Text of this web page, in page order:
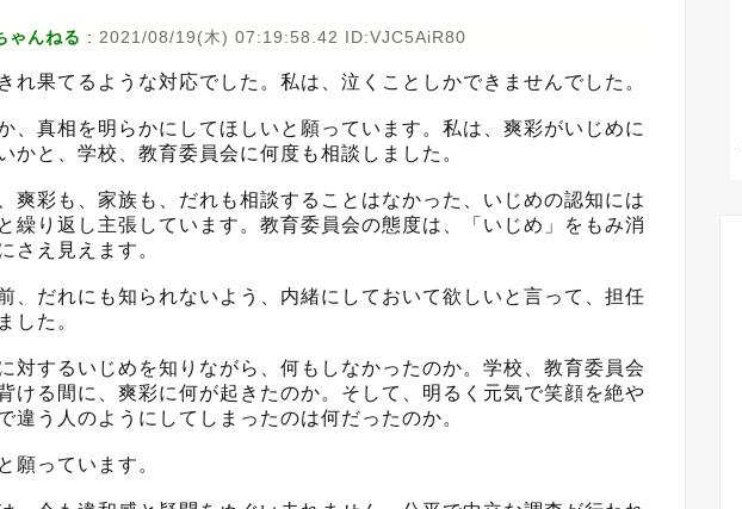
ゃんねる : 2021/08/19(木) 07:19:58.42 ID:VJC5AiR80
れ果てるような対応でした。私は、泣くことしかできませんでした。
、真相を明らかにしてほしいと願っています。私は、爽彩がいじめに
かと、学校、教育委員会に何度も相談しました。
爽彩も、家族も、だれも相談することはなかった、いじめの認知には
繰り返し主張しています。教育委員会の態度は、「いじめ」をもみ消
さえ見えます。
、だれにも知られないよう、内緒にしておいて欲しいと言って、担任
した。
対するいじめを知りながら、何もしなかったのか。学校、教育委員会
ける間に、爽彩に何が起きたのか。そして、明るく元気で笑顔を絶や
違う人のようにしてしまったのは何だったのか。
願っています。